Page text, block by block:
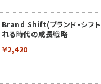
Brand Shift(ブランド・シフト
れる時代の成長戦略
￥2,420